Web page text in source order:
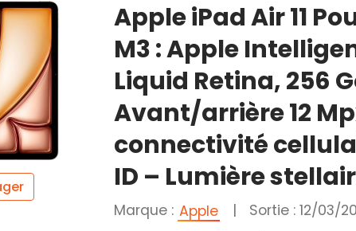
Apple iPad Air 11
M3 : Apple
Liquid Retina, 256
Avant/arrière 12
connectivité
ID – Lumière
Marque : Apple | Sortie : 12/03/